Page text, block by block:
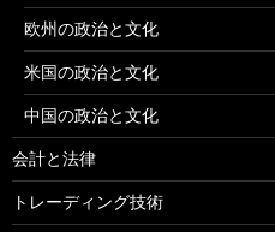
欧州の政治と文化
米国の政治と文化
中国の政治と文化
会計と法律
トレーディング技術